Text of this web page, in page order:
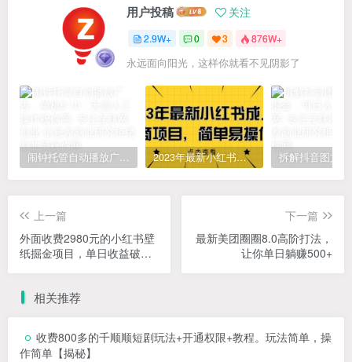
用户投稿 关注
2.9W+ 0 3 876W+
永远面向阳光，这样你就看不见阴影了
闹钟托管自动播放广告，单机5-10，无需人工操作 2023年最新小红书成人电商项目，简单易操作【详细教程】
上一篇
外面收费2980元的小红书壁
纸掘金项目，单日收益破
下一篇
最新美团圈圈8.0高阶打法，
让你单日躺赚500+
相关推荐
收费800多的千顺顺短剧玩法+开通权限+教程。玩法简单，操
作简单【揭秘】